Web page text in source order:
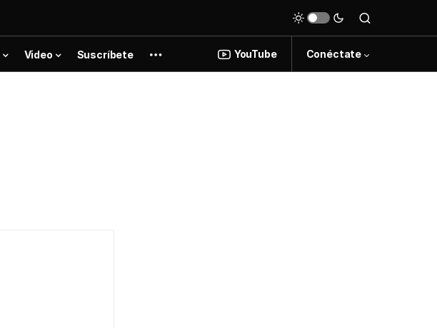
Video Suscríbete YouTube Conéctate